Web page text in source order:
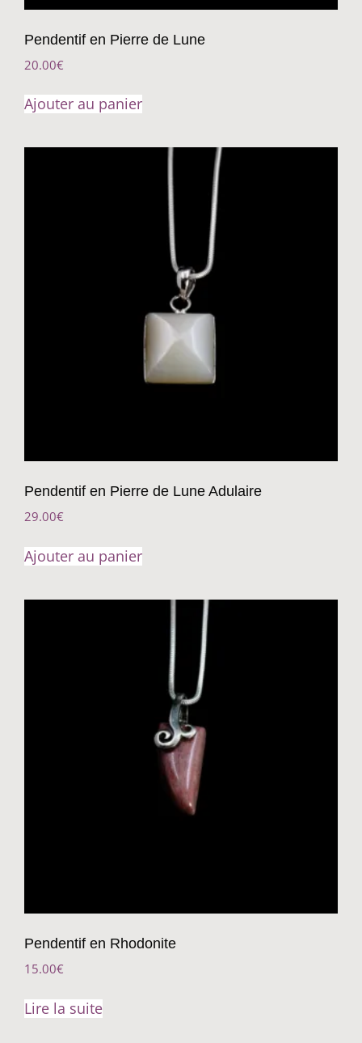
Pendentif en Pierre de Lune
20.00€
Ajouter au panier
Pendentif en Pierre de Lune Adulaire
29.00€
Ajouter au panier
Pendentif en Rhodonite
15.00€
Lire la suite